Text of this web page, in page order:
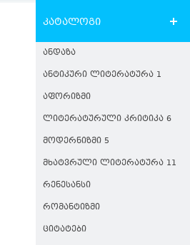
კატალოგი
ᲐᲜᲓᲐᲖᲐ
ᲐᲜᲢᲘᲙᲣᲠᲘ ᲚᲘᲢᲔᲠᲐᲢᲣᲠᲐ 1
ᲐᲤᲝᲠᲘᲖᲛᲘ
ᲚᲘᲢᲔᲠᲐᲢᲣᲠᲣᲚᲘ ᲙᲠᲘᲢᲘᲙᲐ 6
ᲛᲝᲓᲔᲠᲜᲘᲖᲛᲘ 5
ᲛᲮᲐᲢᲕᲠᲣᲚᲘ ᲚᲘᲢᲔᲠᲐᲢᲣᲠᲐ 11
ᲠᲔᲜᲔᲡᲐᲜᲡᲘ
ᲠᲝᲛᲐᲜᲢᲘᲖᲛᲘ
ᲪᲘᲢᲐᲢᲔᲑᲘ